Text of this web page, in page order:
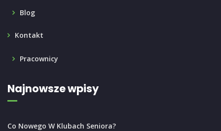
Blog
Kontakt
Pracownicy
Najnowsze wpisy
Co Nowego W Klubach Seniora?